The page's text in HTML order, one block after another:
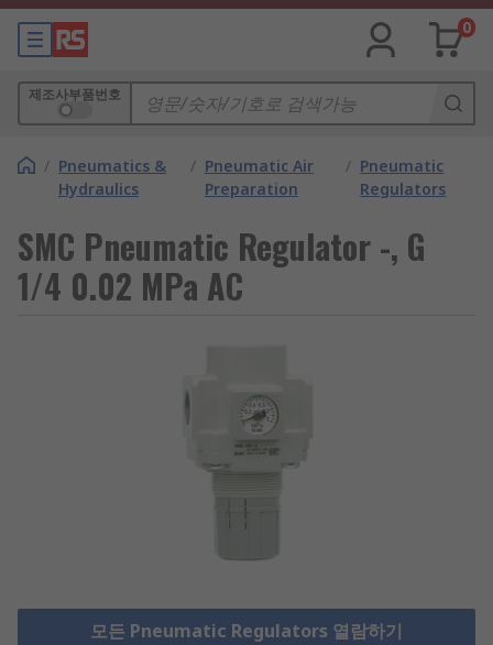
0
제조사부품번호
/ Pneumatics &
Hydraulics
/ Pneumatic Air
Preparation
/ Pneumatic
Regulators
SMC Pneumatic Regulator -, G
1/4 0.02 MPa AC
모든 Pneumatic Regulators 열람하기